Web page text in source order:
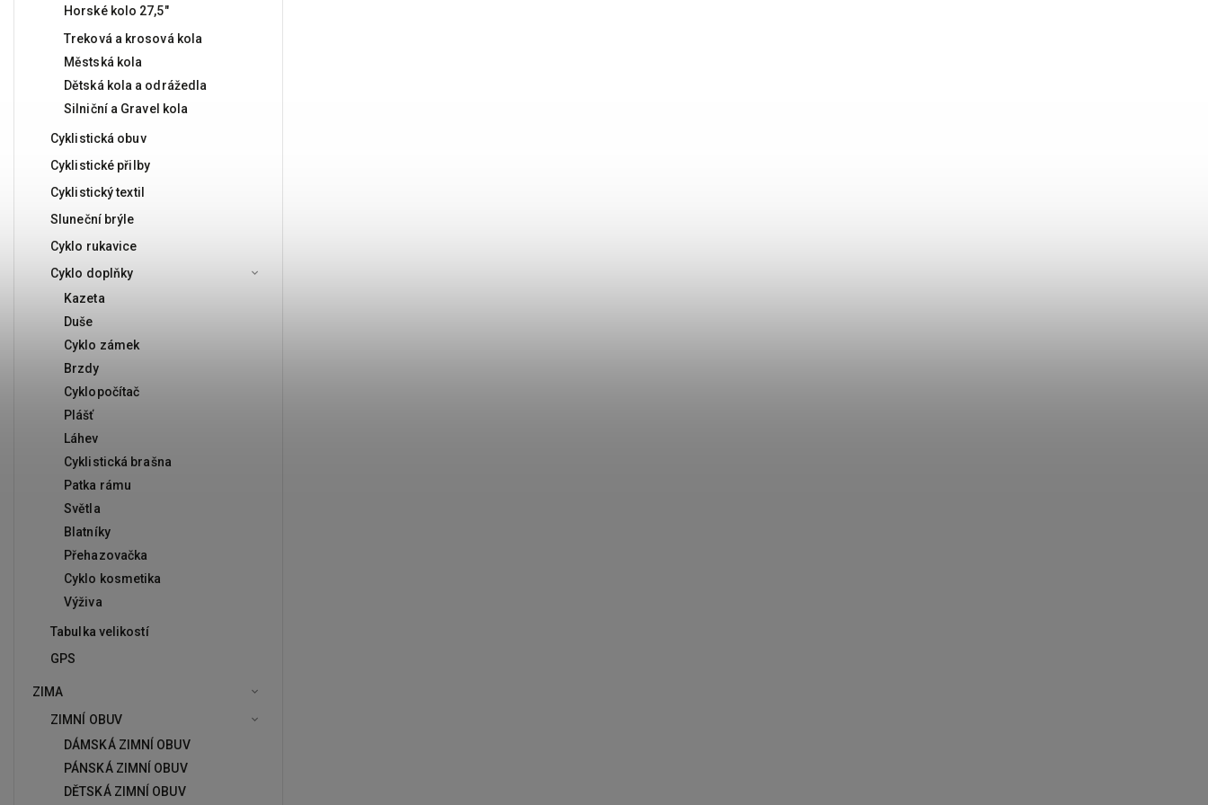
Horské kolo 27,5"
Treková a krosová kola
Městská kola
Dětská kola a odrážedla
Silniční a Gravel kola
Cyklistická obuv
Cyklistické přilby
Cyklistický textil
Sluneční brýle
Cyklo rukavice
Cyklo doplňky
Kazeta
Duše
Cyklo zámek
Brzdy
Cyklopočítač
Plášť
Láhev
Cyklistická brašna
Patka rámu
Světla
Blatníky
Přehazovačka
Cyklo kosmetika
Výživa
Tabulka velikostí
GPS
ZIMA
ZIMNÍ OBUV
DÁMSKÁ ZIMNÍ OBUV
PÁNSKÁ ZIMNÍ OBUV
DĚTSKÁ ZIMNÍ OBUV